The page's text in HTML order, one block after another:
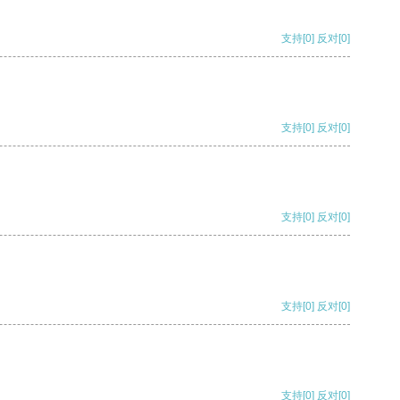
支持[0] 反对[0]
支持[0] 反对[0]
支持[0] 反对[0]
支持[0] 反对[0]
支持[0] 反对[0]